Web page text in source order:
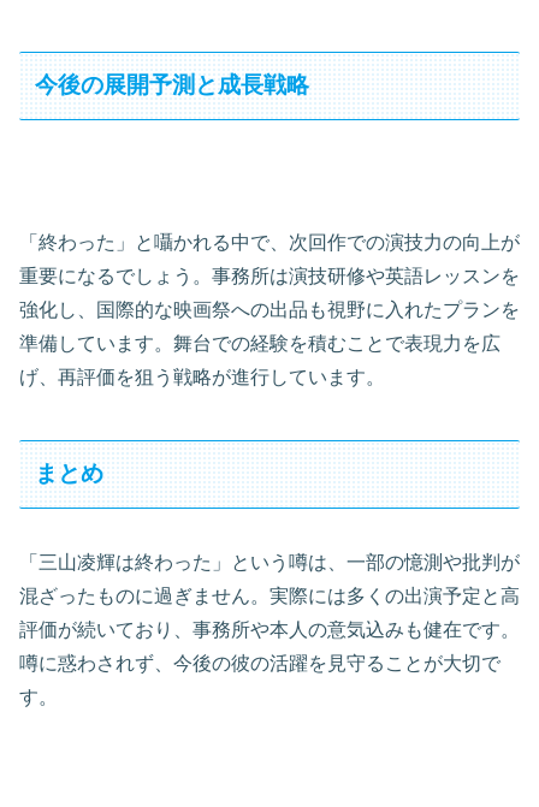
今後の展開予測と成長戦略
「終わった」と囁かれる中で、次回作での演技力の向上が
重要になるでしょう。事務所は演技研修や英語レッスンを
強化し、国際的な映画祭への出品も視野に入れたプランを
準備しています。舞台での経験を積むことで表現力を広
げ、再評価を狙う戦略が進行しています。
まとめ
「三山凌輝は終わった」という噂は、一部の憶測や批判が
混ざったものに過ぎません。実際には多くの出演予定と高
評価が続いており、事務所や本人の意気込みも健在です。
噂に惑わされず、今後の彼の活躍を見守ることが大切で
す。